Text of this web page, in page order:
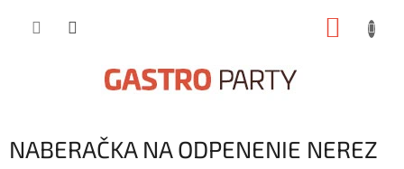
NABERAČKA NA ODPENENIE NEREZ